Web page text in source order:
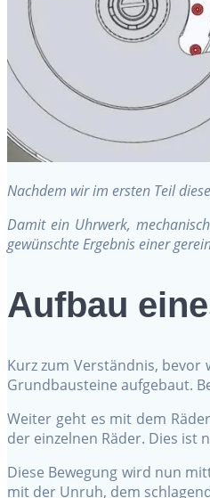
Nachdem wir im ersten Teil
Damit ein Uhrwerk,
gewünschte Ergebnis einer
Aufbau
Kurz zum Verständnis,
Grundbausteine aufgebaut.
Weiter geht es mit dem
der einzelnen Räder. Dies
Diese Bewegung wird nun
mit der Unruh, dem